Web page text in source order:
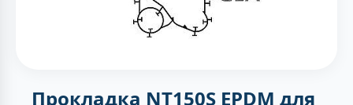
Прокладка NT150S EPDM для